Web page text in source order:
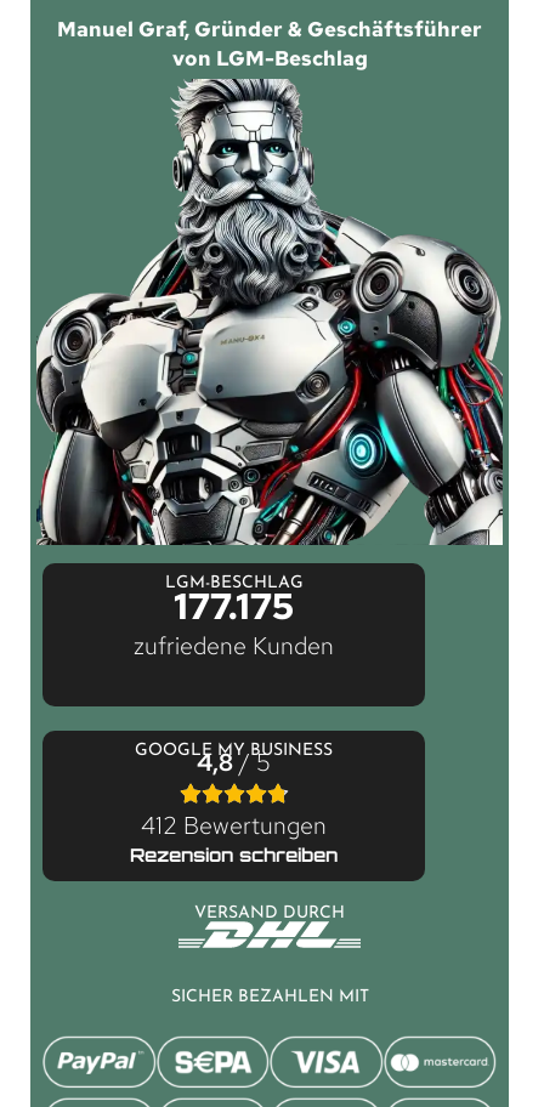
Manuel Graf, Gründer & Geschäftsführer
von LGM-Beschlag
LGM-BESCHLAG
177.175
zufriedene Kunden
GOOGLE MY BUSINESS
4,8/ 5
412 Bewertungen
Rezension schreiben
VERSAND DURCH
SICHER BEZAHLEN MIT